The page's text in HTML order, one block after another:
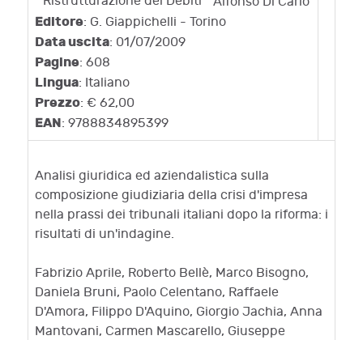
Editore: G. Giappichelli - Torino
Data uscita: 01/07/2009
Pagine: 608
Lingua: Italiano
Prezzo: € 62,00
EAN: 9788834895399
Analisi giuridica ed aziendalistica sulla
composizione giudiziaria della crisi d'impresa
nella prassi dei tribunali italiani dopo la riforma: i
risultati di un'indagine.
Fabrizio Aprile, Roberto Bellè, Marco Bisogno,
Daniela Bruni, Paolo Celentano, Raffaele
D'Amora, Filippo D'Aquino, Giorgio Jachia, Anna
Mantovani, Carmen Mascarello, Giuseppe